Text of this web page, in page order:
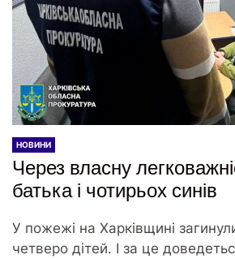
НОВИНИ
Через власну
батька і чотирьох синів
У пожежі на Харківщині
четверо дітей. І за це